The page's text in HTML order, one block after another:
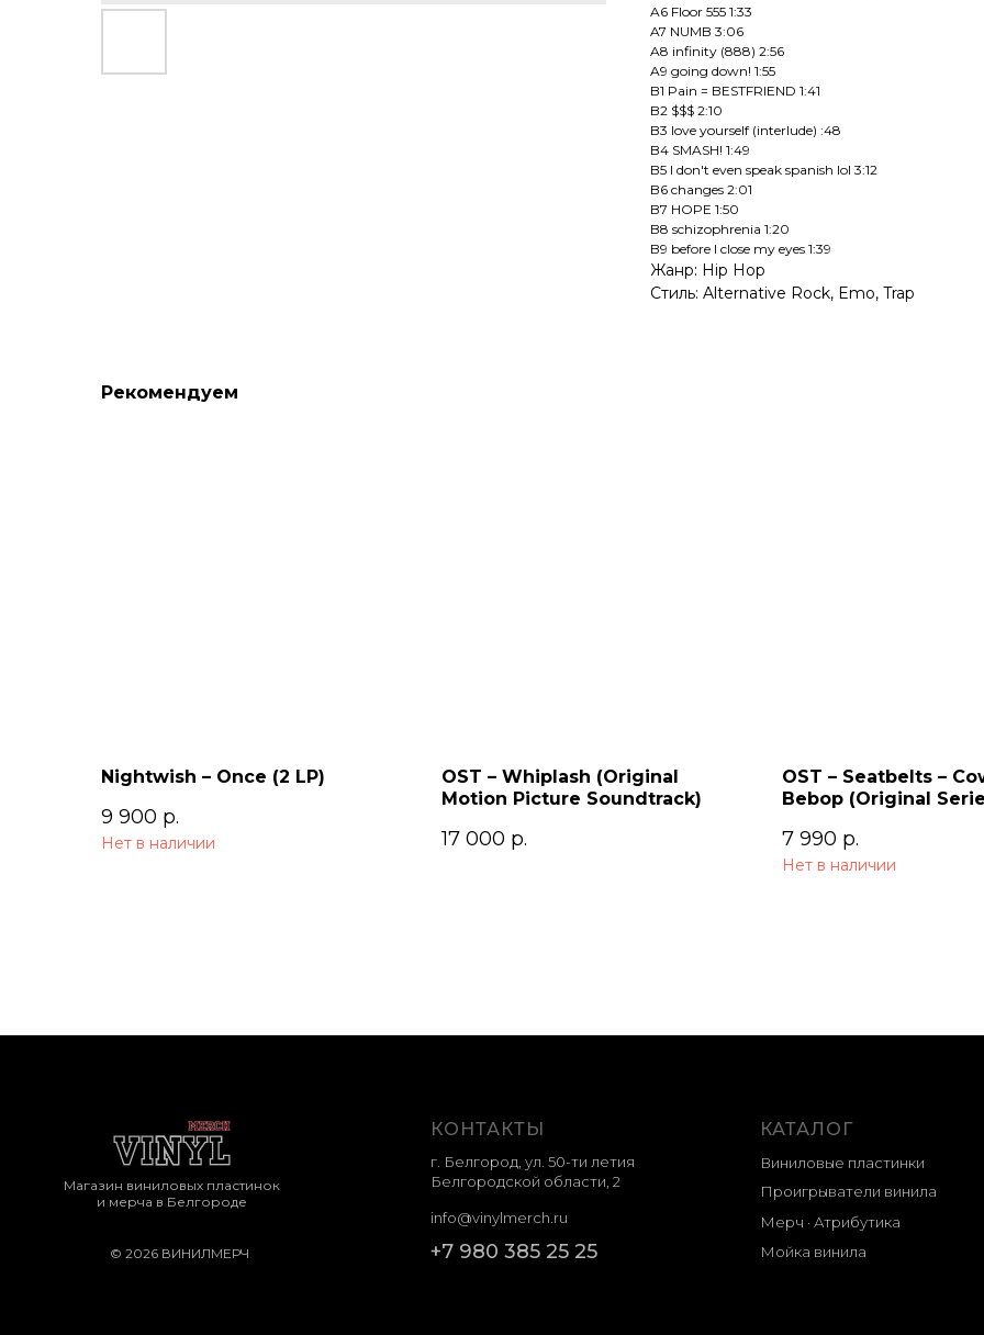
A6 Floor 555 1:33
A7 NUMB 3:06
A8 infinity (888) 2:56
A9 going down! 1:55
B1 Pain = BESTFRIEND 1:41
B2 $$$ 2:10
B3 love yourself (interlude) :48
B4 SMASH! 1:49
B5 I don't even speak spanish lol 3:12
B6 changes 2:01
B7 HOPE 1:50
B8 schizophrenia 1:20
B9 before I close my eyes 1:39
Жанр: Hip Hop
Стиль: Alternative Rock, Emo, Trap
Рекомендуем
Nightwish – Once (2 LP)
9 900 р.
Нет в наличии
OST – Whiplash (Original
Motion Picture Soundtrack)
17 000 р.
OST – Seatbelts –
Bebop (Original
7 990 р.
Нет в наличии
КОНТАКТЫ
г. Белгород, ул. 50-ти летия
Белгородской области, 2
КАТАЛОГ
Виниловые пластинки
+7 980 385 25 25
Магазин виниловых пластинок
и мерча в Белгороде
Проигрыватели винила
Мерч · Атрибутика
Мойка винила
© 2026 ВИНИЛМЕРЧ
info@vinylmerch.ru